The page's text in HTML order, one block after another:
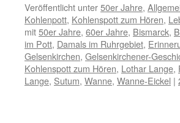
Veröffentlicht unter50er Jahre,
Kohlenpott, Kohlenspott zum Hören,
mit50er Jahre, 60er Jahre, Bismarck,
im Pott, Damals im Ruhrgebiet,
Gelsenkirchen, Gelsenkirchener-
Kohlenspott zum Hören, Lothar Lange,
Lange, Sutum, Wanne, Wanne-Eickel |